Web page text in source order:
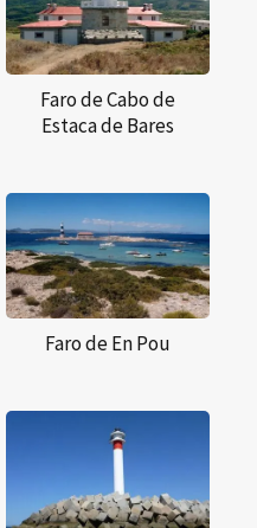
Faro de Cabo de
Estaca de Bares
Faro de En Pou